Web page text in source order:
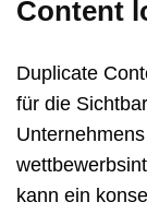
Content
Duplicate
für die
kann ein